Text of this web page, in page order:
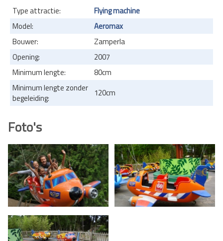
Type attractie:
Flying machine
Model:
Aeromax
Bouwer:
Zamperla
Opening:
2007
Minimum lengte:
80cm
Minimum lengte zonder
begeleiding:
120cm
Foto's